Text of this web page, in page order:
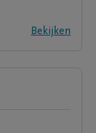
Bekijken